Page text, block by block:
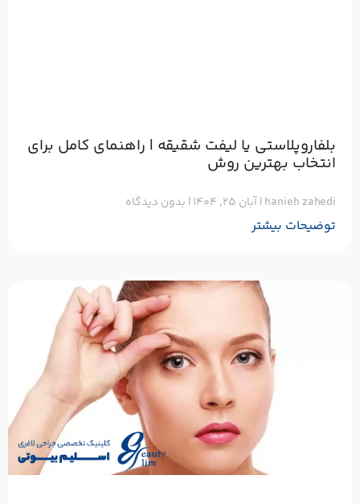
بلفاروپلاستی یا لیفت شقیقه | راهنمای کامل برای
انتخاب بهترین روش
hanieh zahedi آبان ۲۵, ۱۴۰۴ بدون دیدگاه
توضیحات بیشتر